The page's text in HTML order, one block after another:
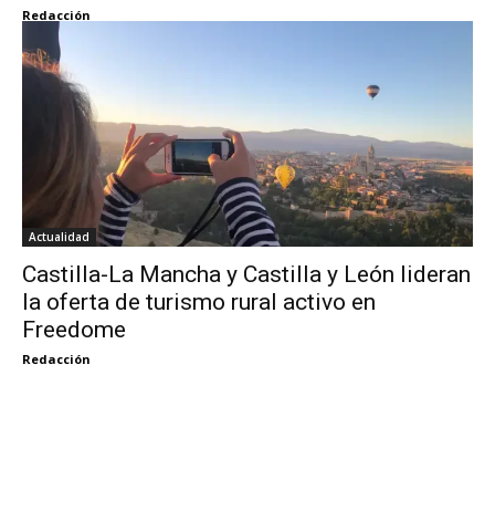
Redacción
Actualidad
Castilla-La Mancha y Castilla y León lideran
la oferta de turismo rural activo en
Freedome
Redacción